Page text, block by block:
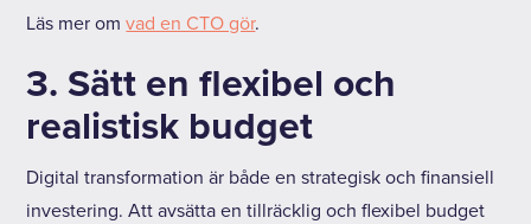
Läs mer omvad en CTO gör.
3. Sätt en flexibel och
realistisk budget
Digital transformation är både en strategisk och finansiell
investering. Att avsätta en tillräcklig och flexibel budget